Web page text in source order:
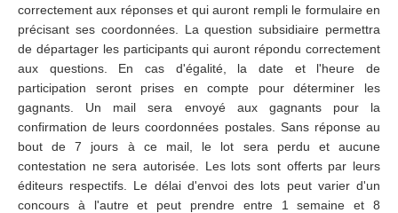
correctement aux réponses et qui auront rempli le formulaire en
précisant ses coordonnées. La question subsidiaire permettra
de départager les participants qui auront répondu correctement
aux questions. En cas d'égalité, la date et l'heure de
participation seront prises en compte pour déterminer les
gagnants. Un mail sera envoyé aux gagnants pour la
confirmation de leurs coordonnées postales. Sans réponse au
bout de 7 jours à ce mail, le lot sera perdu et aucune
contestation ne sera autorisée. Les lots sont offerts par leurs
éditeurs respectifs. Le délai d'envoi des lots peut varier d'un
concours à l'autre et peut prendre entre 1 semaine et 8